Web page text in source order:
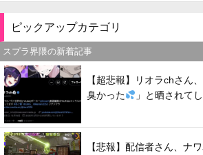
ピックアップカテゴリ
スプラ界隈の新着記事
【超悲報】リオラchさん
臭かった
」と晒されて
【悲報】配信者さん、ナ